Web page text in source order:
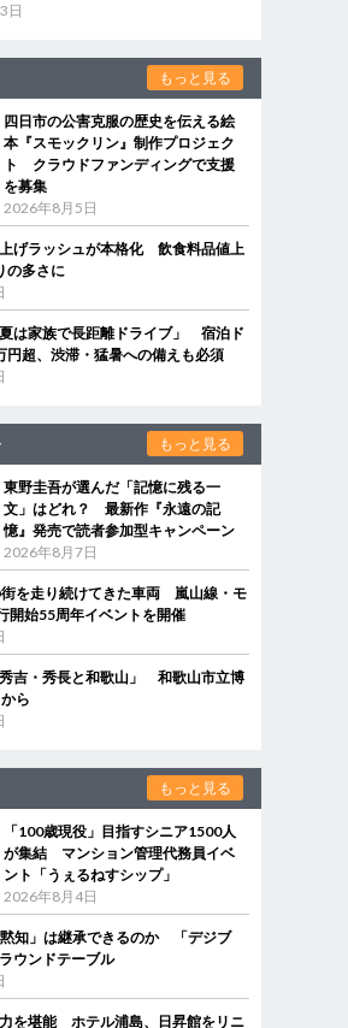
日
もっと見る
四日市の公害克服の歴史を伝える絵
本『スモックリン』制作プロジェク
ト クラウドファンディングで支援
を募集
2026年8月5日
上げラッシュが本格化 飲食料品値上
の多さに
は家族で長距離ドライブ」 宿泊ド
円超、渋滞・猛暑への備えも必須
もっと見る
東野圭吾が選んだ「記憶に残る一
文」はどれ？ 最新作『永遠の記
憶』発売で読者参加型キャンペーン
2026年8月7日
を走り続けてきた車両 嵐山線・モ
開始55周年イベントを開催
吉・秀長と和歌山」 和歌山市立博
ら
もっと見る
「100歳現役」目指すシニア1500人
が集結 マンション管理代務員イベ
ント「うぇるねすシップ」
2026年8月4日
知」は継承できるのか 「デジブ
ウンドテーブル
を堪能 ホテル浦島、日昇館をリニ